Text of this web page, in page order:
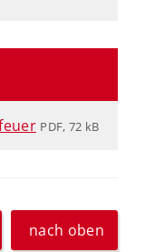
PDF, 72 kB
nach oben